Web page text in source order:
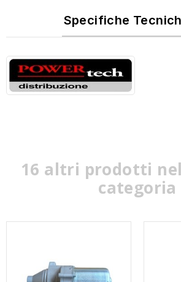
Specifiche
16 altri prodotti
categoria